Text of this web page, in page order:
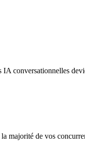
conversationnelles
majorité de vos